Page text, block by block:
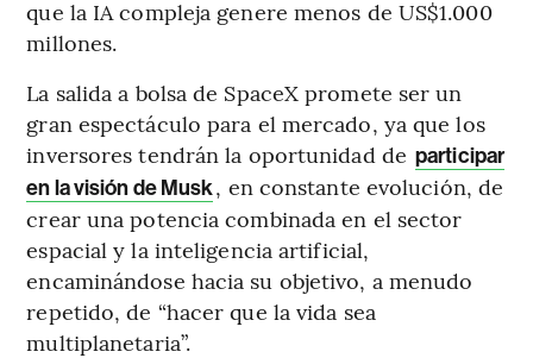
que la IA compleja genere menos de US$1.000
millones.
La salida a bolsa de SpaceX promete ser un
gran espectáculo para el mercado, ya que los
inversores tendrán la oportunidad de participar
en la visión de Musk, en constante evolución, de
crear una potencia combinada en el sector
espacial y la inteligencia artificial,
encaminándose hacia su objetivo, a menudo
repetido, de “hacer que la vida sea
multiplanetaria”.